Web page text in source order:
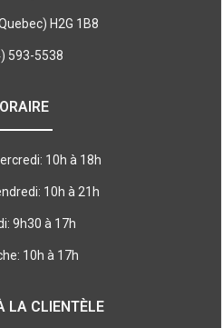
H2G 1B8
593-5538
10h à 18h
10h à 21h
9h30 à 17h
10h à 17h
LA CLIENTÈLE